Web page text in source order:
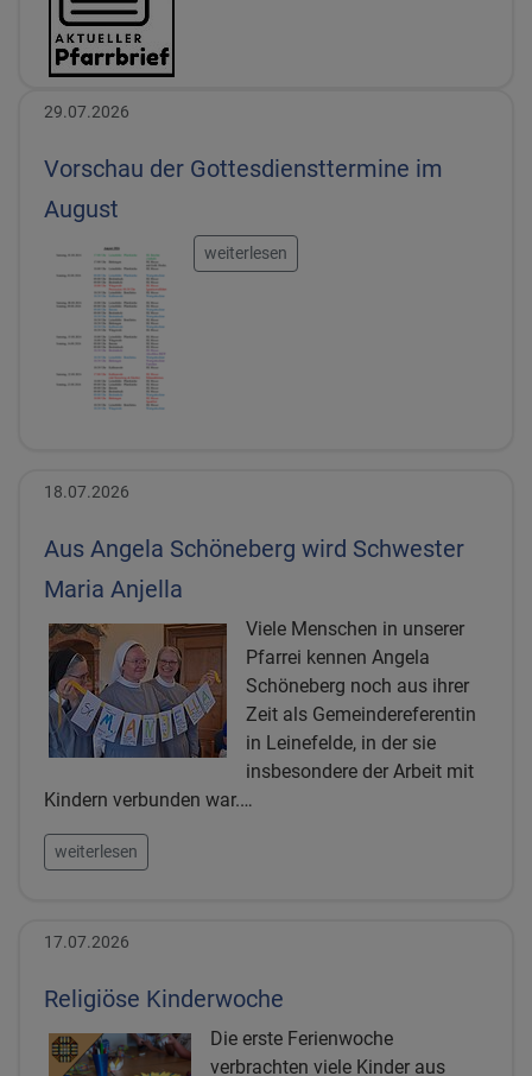
29.07.2026
Vorschau der Gottesdiensttermine im
August
weiterlesen
18.07.2026
Aus Angela Schöneberg wird Schwester
Maria Anjella
Viele Menschen in unserer
Pfarrei kennen Angela
Schöneberg noch aus ihrer
Zeit als Gemeindereferentin
in Leinefelde, in der sie
insbesondere der Arbeit mit
Kindern verbunden war.…
weiterlesen
17.07.2026
Religiöse Kinderwoche
Die erste Ferienwoche
verbrachten viele Kinder aus